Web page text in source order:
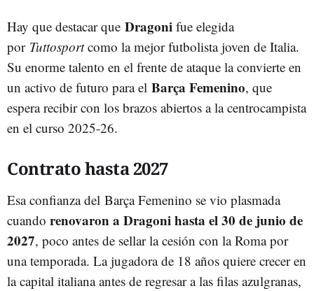
Hay que destacar que Dragoni fue elegida
por Tuttosportcomo la mejor futbolista joven de Italia.
Su enorme talento en el frente de ataque la convierte en
un activo de futuro para el Barça Femenino, que
espera recibir con los brazos abiertos a la centrocampista
en el curso 2025-26.
Contrato hasta 2027
Esa confianza del Barça Femenino se vio plasmada
cuando renovaron a Dragoni hasta el 30 de junio de
2027, poco antes de sellar la cesión con la Roma por
una temporada. La jugadora de 18 años quiere crecer en
la capital italiana antes de regresar a las filas azulgranas,